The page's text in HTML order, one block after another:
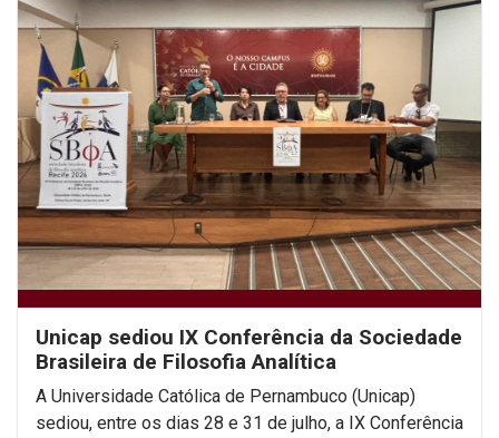
Unicap sediou IX Conferência da Sociedade
Brasileira de Filosofia Analítica
A Universidade Católica de Pernambuco (Unicap)
sediou, entre os dias 28 e 31 de julho, a IX Conferência